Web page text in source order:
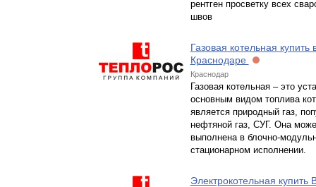
рентген просветку всех
швов
Газовая котельная купить
Краснодаре
Краснодар
Газовая котельная – это
основным видом топлива
является природный газ,
нефтяной газ, СУГ. Она
выполнена в блочно-
стационарном исполнении.
Электрокотельная купить